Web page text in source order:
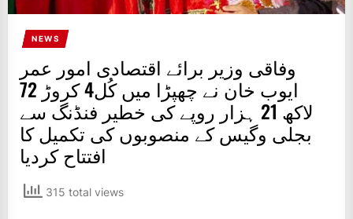
NEWS
وفاقی وزیر برائے اقتصادی امور عمر
ایوب خان نے چھپڑا میں کُل4 کروڑ 72
لاکھ 21 ہزار روپے کی خطیر فنڈنگ سے
بجلی وگیس کے منصوبوں کی تکمیل کا
افتتاح کردیا
315 total views